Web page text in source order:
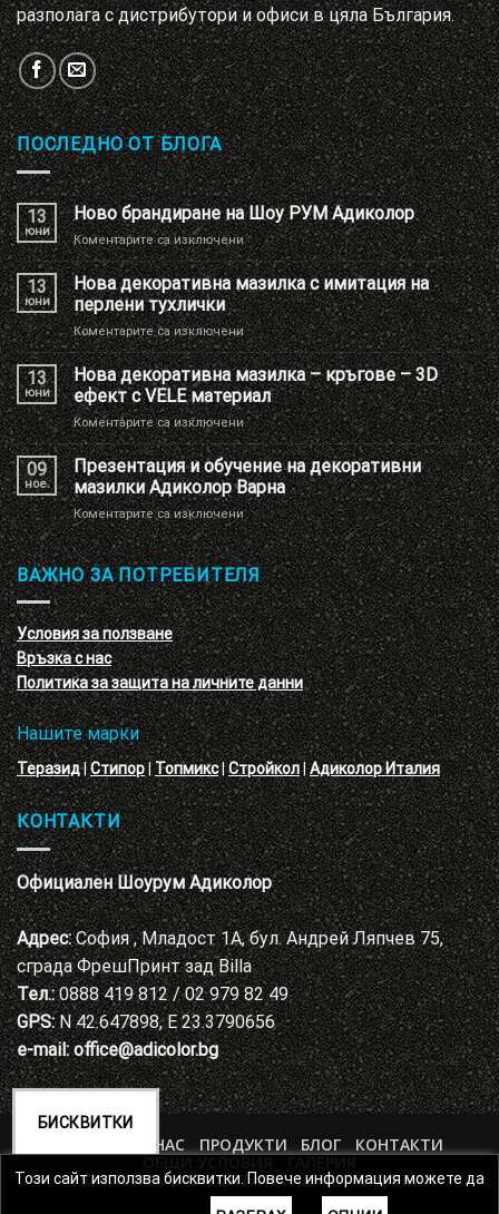
разполага с дистрибутори и офиси в цяла България.
ПОСЛЕДНО ОТ БЛОГА
13
юни
Ново брандиране на Шоу РУМ Адиколор
Коментарите са изключениза
Ново
брандиране
на
Шоу
РУМ
Адиколор
13
юни
Нова декоративна мазилка с имитация на
перлени тухлички
Коментарите са изключениза
Нова
декоративна
мазилка
с
имитация
на
перлени
тухлички
13
юни
Нова декоративна мазилка – кръгове – 3D
ефект с VELE материал
Коментарите са изключениза
Нова
декоративна
мазилка
–
кръгове
–
3D
ефект
с
VELE
материал
09
ное.
Презентация и обучение на декоративни
мазилки Адиколор Варна
Коментарите са изключениза
Презентация
и
обучение
на
декоративни
мазилки
Адиколор
Варна
ВАЖНО ЗА ПОТРЕБИТЕЛЯ
Условия за ползване
Връзка с нас
Политика за защита на личните данни
Нашите марки
Теразид|Стипор|Топмикс|Стройкол|Адиколор Италия
КОНТАКТИ
Официален Шоурум Адиколор
Адрес:София , Младост 1А, бул. Андрей Ляпчев 75,
сграда ФрешПринт зад Billa
Тел.:0888 419 812 / 02 979 82 49
GPS:N 42.647898, E 23.3790656
e-mail: office@adicolor.bg
ЗА НАС ПРОДУКТИ БЛОГ
КОНТАКТИ
ОБЩИ УСЛОВИЯ
ГАЛЕРИЯ
ПОЛИТИКА ЗА ЗАЩИТА НА ЛИЧНИТЕ ДАННИ
БИСКВИТКИ
Този сайт използва бисквитки. Повече информация можете да